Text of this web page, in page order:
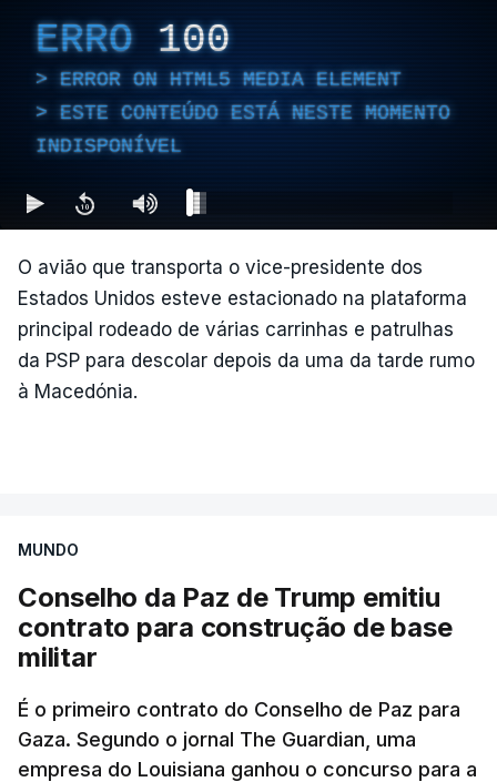
ERRO 100
ERROR ON HTML5 MEDIA ELEMENT
ESTE CONTEÚDO ESTÁ NESTE MOMENTO
INDISPONÍVEL
O avião que transporta o vice-presidente dos
Estados Unidos esteve estacionado na plataforma
principal rodeado de várias carrinhas e patrulhas
da PSP para descolar depois da uma da tarde rumo
à Macedónia.
MUNDO
Conselho da Paz de Trump emitiu
contrato para construção de base
militar
É o primeiro contrato do Conselho de Paz para
Gaza. Segundo o jornal The Guardian, uma
empresa do Louisiana ganhou o concurso para a